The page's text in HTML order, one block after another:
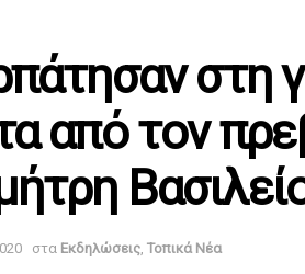
στη
από τον
στα Εκδηλώσεις, Τοπικά Νέα